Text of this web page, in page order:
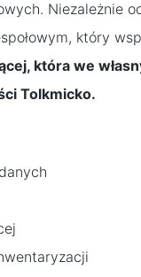
Niezależnie
który
która we
Tolkmicko.​